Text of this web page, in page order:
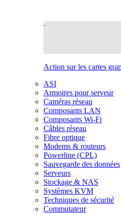
Action sur les cartes
ASI
Armoires pour serveur
Caméras réseau
Composants LAN
Composants Wi-Fi
Câbles réseau
Fibre optique
Modems & routeurs
Powerline (CPL)
Sauvegarde des données
Serveurs
Stockage & NAS
Systèmes KVM
Techniques de sécurité
Commutateur